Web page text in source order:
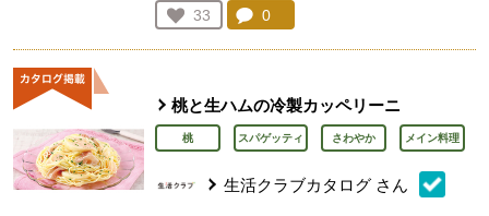
お気に入り登録：
33
人が登録
コメント：
0
桃と生ハムの冷製カッペリーニ
桃 スパゲッティ さわやか メイン料理
生活クラブカタログ さん